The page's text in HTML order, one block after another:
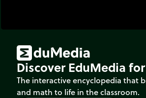
Discover EduMedia
The interactive encyclopedia that
and math to life in the classroom.